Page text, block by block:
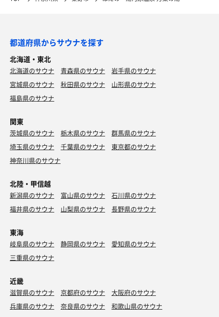
都道府県からサウナを探す
北海道・東北
北海道のサウナ 青森県のサウナ
岩手県のサウナ
宮城県のサウナ
秋田県のサウナ
山形県のサウナ
福島県のサウナ
関東
茨城県のサウナ 栃木県のサウナ
群馬県のサウナ
埼玉県のサウナ
千葉県のサウナ
東京都のサウナ
神奈川県のサウナ
北陸・甲信越
新潟県のサウナ 富山県のサウナ
石川県のサウナ
福井県のサウナ
山梨県のサウナ 長野県のサウナ
東海
岐阜県のサウナ 静岡県のサウナ
愛知県のサウナ
三重県のサウナ
近畿
滋賀県のサウナ 京都府のサウナ
大阪府のサウナ
兵庫県のサウナ
奈良県のサウナ 和歌山県のサウナ